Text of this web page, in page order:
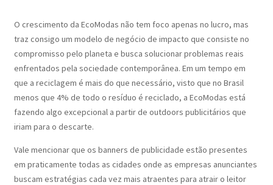
O crescimento da EcoModas não tem foco apenas no lucro, mas
traz consigo um modelo de negócio de impacto que consiste no
compromisso pelo planeta e busca solucionar problemas reais
enfrentados pela sociedade contemporânea. Em um tempo em
que a reciclagem é mais do que necessário, visto que no Brasil
menos que 4% de todo o resíduo é reciclado, a EcoModas está
fazendo algo excepcional a partir de outdoors publicitários que
iriam para o descarte.
Vale mencionar que os banners de publicidade estão presentes
em praticamente todas as cidades onde as empresas anunciantes
buscam estratégias cada vez mais atraentes para atrair o leitor